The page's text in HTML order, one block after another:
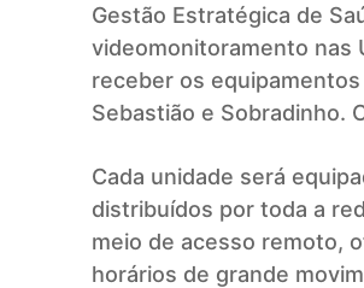
Gestão Estratégica de
videomonitoramento nas
receber os equipamentos
Sebastião e Sobradinho.
Cada unidade será
distribuídos por toda a
meio de acesso remoto,
horários de grande